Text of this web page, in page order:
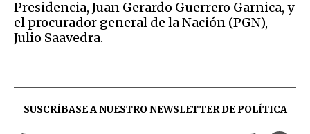
Presidencia, Juan Gerardo Guerrero Garnica, y
el procurador general de la Nación (PGN),
Julio Saavedra.
SUSCRÍBASE A NUESTRO NEWSLETTER DEPOLÍTICA